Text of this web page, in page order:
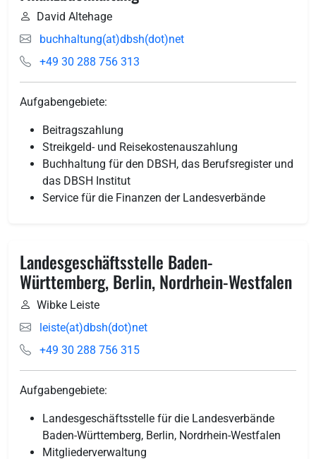
David Altehage
buchhaltung(at)dbsh(dot)net
+49 30 288 756 313
Aufgabengebiete:
Beitragszahlung
Streikgeld- und Reisekostenauszahlung
Buchhaltung für den DBSH, das Berufsregister und
das DBSH Institut
Service für die Finanzen der Landesverbände
Landesgeschäftsstelle Baden-
Württemberg, Berlin, Nordrhein-Westfalen
Wibke Leiste
leiste(at)dbsh(dot)net
+49 30 288 756 315
Aufgabengebiete:
Landesgeschäftsstelle für die Landesverbände
Baden-Württemberg, Berlin, Nordrhein-Westfalen
Mitgliederverwaltung